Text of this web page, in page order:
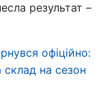
результат –
офіційно:
склад на сезон